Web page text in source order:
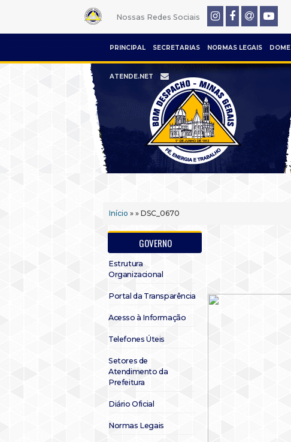
Nossas Redes Sociais
PRINCIPAL SECRETARIAS NORMAS LEGAIS DOME
ATENDE.NET
Início » » DSC_0670
GOVERNO
Estrutura
Organizacional
Portal da Transparência
Acesso à Informação
Telefones Úteis
Setores de
Atendimento da
Prefeitura
Diário Oficial
Normas Legais